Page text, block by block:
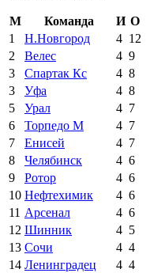
М Команда И О
1
Н.Новгород 4 12
2
Велес 4 9
3
Спартак Кс 4 8
3
Уфа 4 8
5
Урал 4 7
6
Торпедо М 4 7
7
Енисей 4 7
8
Челябинск 4 6
9
Ротор 4 6
10 Нефтехимик 4 6
11 Арсенал 4 6
12 Шинник 4 5
13 Сочи 4 4
14 Ленинградец 4 4